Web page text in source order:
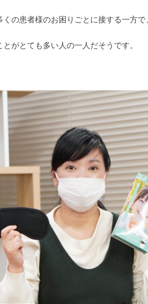
の患者様のお困りごとに接する一方で、
がとても多い人の一人だそうです。